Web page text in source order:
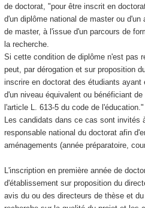
de doctorat, "pour être inscrit en
d'un diplôme national de master ou d'un
de master, à l'issue d'un parcours de
la recherche.
Si cette condition de diplôme n'est pas
peut, par dérogation et sur proposition
inscrire en doctorat des étudiants ayant
d'un niveau équivalent ou bénéficiant
l'article L. 613-5 du code de l'éducation."
Les candidats dans ce cas sont invités
responsable national du doctorat afin
aménagements (année préparatoire,
L'inscription en première année de
d'établissement sur proposition du
avis du ou des directeurs de thèse et